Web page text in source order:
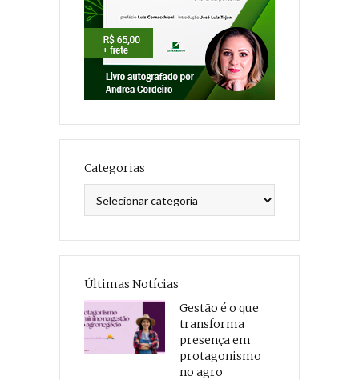
Categorias
Últimas Notícias
Gestão é o que
transforma
presença em
protagonismo
no agro